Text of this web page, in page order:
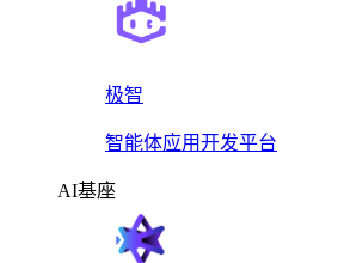
极智
智能体应用开发平台
AI基座